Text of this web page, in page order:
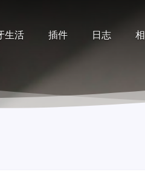
生活 插件 日志